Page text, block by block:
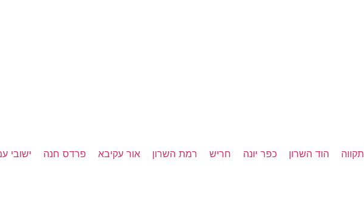
הוד השרון כפר יונה חריש רמת השרון אור עקיבא פרדס חנה ישובי